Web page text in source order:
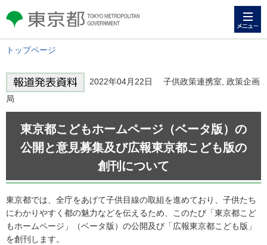
東京都 TOKYO METROPOLITAN
GOVERNMENT
トップページ
2022年04月22日 子供政策連携室, 政策企画
局
東京都こどもホームページ（ベータ版）の
公開と意見募集及び広報東京都こども版の
創刊について
東京都では、全庁をあげて子供目線の取組を進めており、子供たち
にわかりやすく都の魅力などを伝えるため、このたび「東京都こど
もホームページ」（ベータ版）の公開及び「広報東京都こども版」
を創刊します。